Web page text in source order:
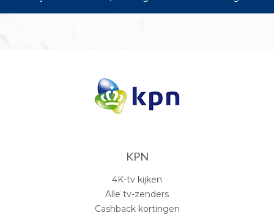
KPN
4K-tv kijken
Alle tv-zenders
Cashback kortingen